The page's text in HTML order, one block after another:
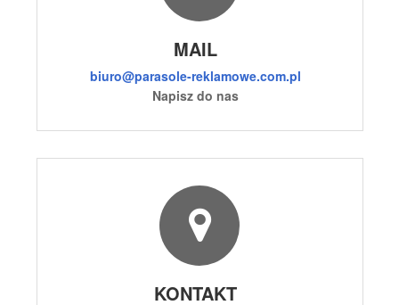
MAIL
biuro@parasole-reklamowe.com.pl
Napisz do nas
KONTAKT